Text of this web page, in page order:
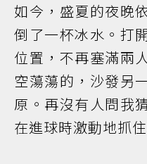
如今，盛夏的夜晚
倒了一杯冰水。打
位置，不再塞滿兩
空蕩蕩的，沙發另
原。再沒有人問我
在進球時激動地抓